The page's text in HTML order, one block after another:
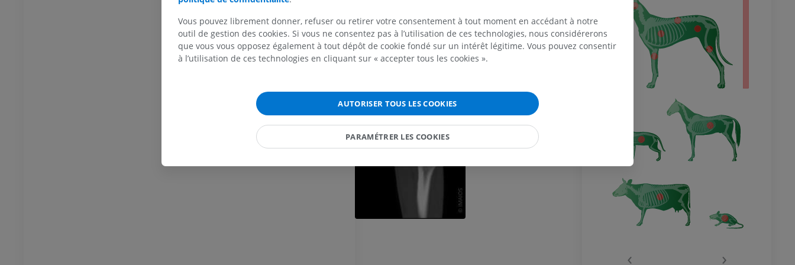
Bovin - Ostéologie
PREMIUM
Cheval - Ostéologie
Radiographies
Cheval - carpe
Cheval - Myologie
Cheval - Doigt
GRATUIT
‹ ›
Vous pouvez librement donner, refuser ou retirer votre consentement à tout moment en accédant à notre
outil de gestion des cookies. Si vous ne consentez pas à l’utilisation de ces technologies, nous considérerons
que vous vous opposez également à tout dépôt de cookie fondé sur un intérêt légitime. Vous pouvez consentir
à l’utilisation de ces technologies en cliquant sur « accepter tous les cookies ».
AUTORISER TOUS LES COOKIES
PARAMÉTRER LES COOKIES